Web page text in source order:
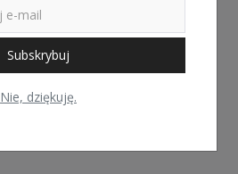
Subskrybuj
Nie, dziękuję.